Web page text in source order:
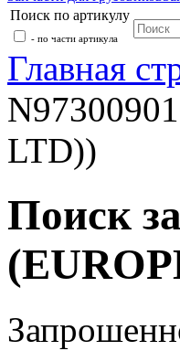
Поиск по артикулу
- по части артикула
Главная
LTD))
Поиск